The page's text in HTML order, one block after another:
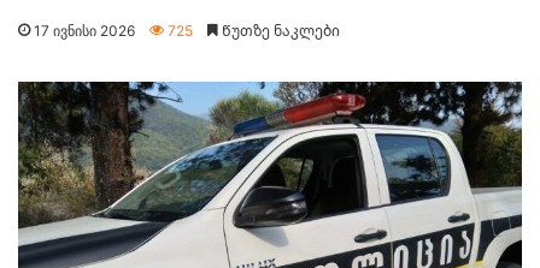
17 ივნისი 2026 725 Წუთზე ნაკლები